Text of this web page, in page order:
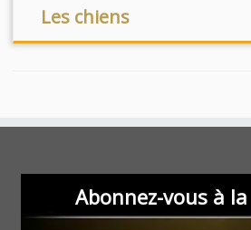
Les chiens
Abonnez-vous à